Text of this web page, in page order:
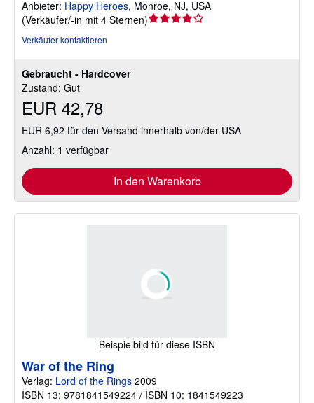
Gebraucht - Hardcover
Zustand: Gut
EUR 42,78
EUR 6,92 für den Versand innerhalb von/der USA
Anzahl: 1 verfügbar
In den Warenkorb
Anbieter: Happy Heroes, Monroe, NJ, USA
(Verkäufer/-in mit 4 Sternen)Verkäuferbewertung
Verkäufer kontaktieren
Beispielbild für diese ISBN
War of the Ring
Verlag: Lord of the Rings 2009
ISBN 13: 9781841549224 / ISBN 10: 1841549223